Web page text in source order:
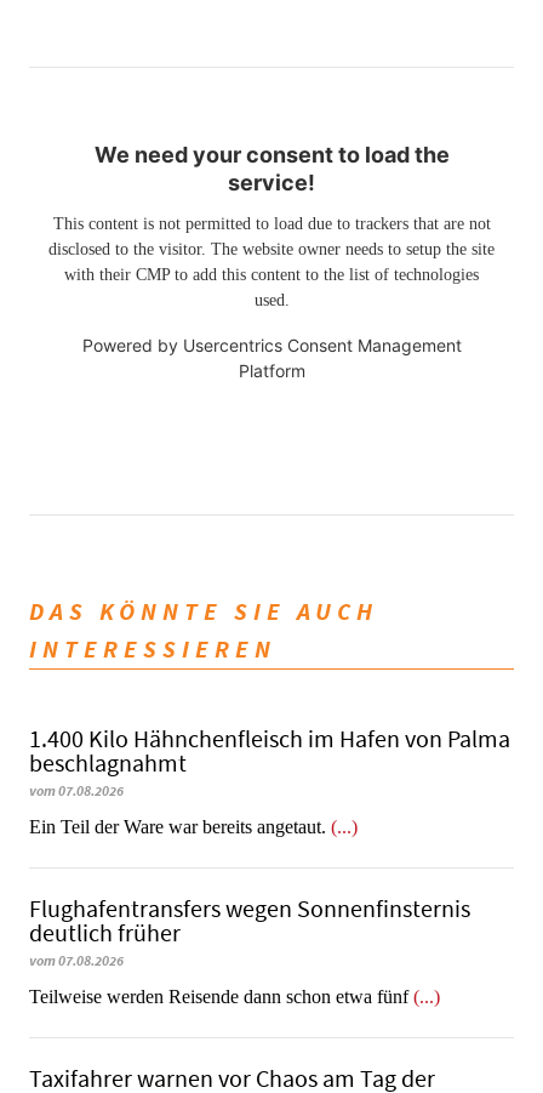
We need your consent to load the
service!
This content is not permitted to load due to trackers that are not
disclosed to the visitor. The website owner needs to setup the site
with their CMP to add this content to the list of technologies
used.
Powered by Usercentrics Consent Management
Platform
DAS KÖNNTE SIE AUCH
INTERESSIEREN
1.400 Kilo Hähnchenfleisch im Hafen von Palma
beschlagnahmt
vom 07.08.2026
​​​​​​​Ein Teil der Ware war bereits angetaut. (...)
Flughafentransfers wegen Sonnenfinsternis
deutlich früher
vom 07.08.2026
Teilweise werden Reisende dann schon etwa fünf(...)
Taxifahrer warnen vor Chaos am Tag der